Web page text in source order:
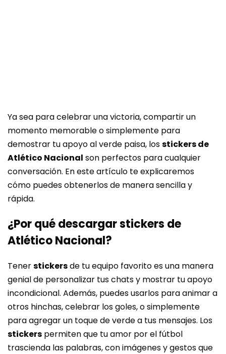
Ya sea para celebrar una victoria, compartir un
momento memorable o simplemente para
demostrar tu apoyo al verde paisa, losstickers de
Atlético Nacional son perfectos para cualquier
conversación. En este artículo te explicaremos
cómo puedes obtenerlos de manera sencilla y
rápida.
¿Por qué descargar stickers de
Atlético Nacional?
Tenerstickersde tu equipo favorito es una manera
genial de personalizar tus chats y mostrar tu apoyo
incondicional. Además, puedes usarlos para animar a
otros hinchas, celebrar los goles, o simplemente
para agregar un toque de verde a tus mensajes. Los
stickers permiten que tu amor por el fútbol
trascienda las palabras, con imágenes y gestos que